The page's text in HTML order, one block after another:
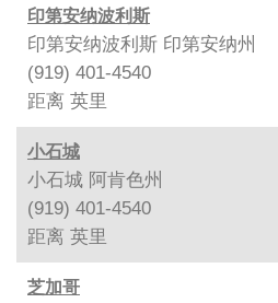
印第安纳波利斯
印第安纳波利斯 印第安纳州
(919) 401-4540
距离 英里
小石城
小石城 阿肯色州
(919) 401-4540
距离 英里
芝加哥